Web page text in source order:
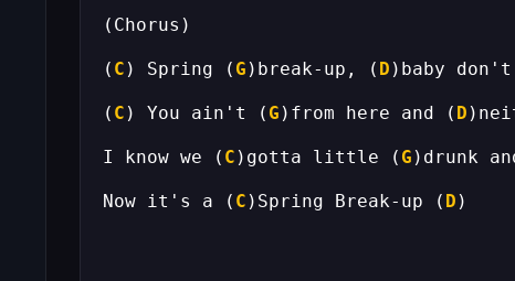
( C ) Spring ( G )break-up, ( D )baby
( C ) You ain't ( G )from here and ( D
I know we ( C )gotta little ( G )drunk
Now it's a ( C )Spring Break-up ( D